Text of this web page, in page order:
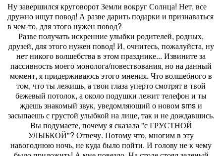
Ну завершился круговорот Земли вокруг Солнца! Нет, все
дружно ищут повод! А разве дарить подарки и признаваться
в чем-то, для этого нужен повод?
Разве получать искренние улыбки родителей, родных,
друзей, для этого нужен повод! И, очнитесь, пожалуйста, ну
нет никого волшебства в этом празднике... Извините за
пассивность моего монолога/повествования, но на данный
момент, я придерживаюсь этого мнения. Что волшебного в
том, что ты лежишь, а твои глаза уперто смотрят в твой
бежевый потолок, а около подушки лежит телефон и ты
ждешь знакомый звук, уведомляющий о новом sms и
засыпаешь с грустой улыбкой на лице, так и не дождавшись.
Вы подумаете, почему я сказала "с ГРУСТНОЙ
УЛЫБКОЙ"? Отвечу. Потому что, многим в эту
навогоднюю ночь, не куда было пойти. И голову не к чему